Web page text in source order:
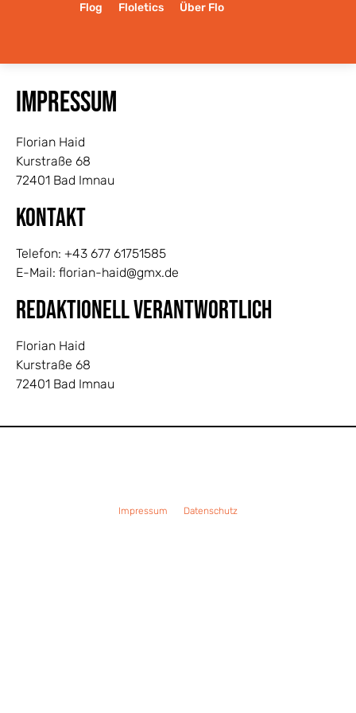
Flog Floletics Über Flo
Impressum
Florian Haid
Kurstraße 68
72401 Bad Imnau
Kontakt
Telefon: +43 677 61751585
E-Mail: florian-haid@gmx.de
Redaktionell verantwortlich
Florian Haid
Kurstraße 68
72401 Bad Imnau
Impressum Datenschutz